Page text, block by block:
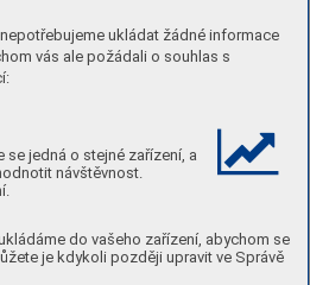
ukládat žádné informace
vás ale požádali o souhlas s
se jedná o stejné zařízení, a
návštěvnost.
do vašeho zařízení, abychom se
je kdykoli později upravit ve Správě
1. 10. 2019
24. 9. 2019
05/2019
2. 5. 2019
04/2019
26. 3. 2019